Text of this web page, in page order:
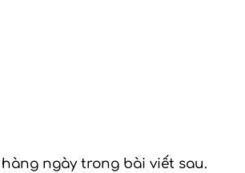
ngày trong bài viết sau.